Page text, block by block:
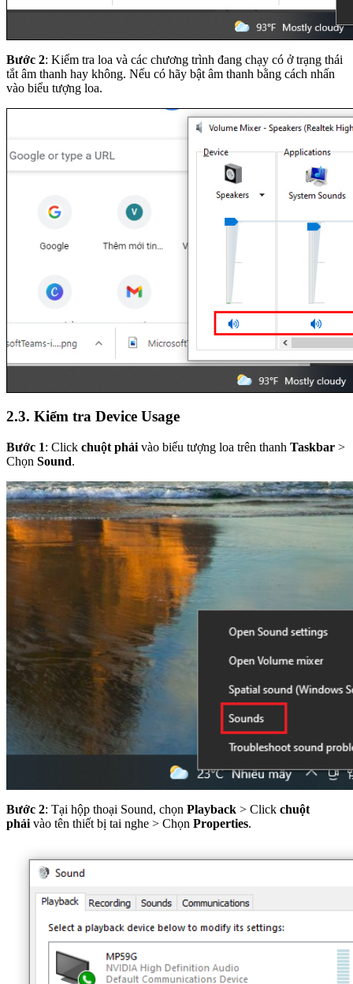
Bước 2: Kiểm tra loa và các chương trình đang chạy có ở trạng thái
tắt âm thanh hay không. Nếu có hãy bật âm thanh bằng cách nhấn
vào biểu tượng loa.
2.3. Kiểm tra Device Usage
Bước 1: Click chuột phải vào biểu tượng loa trên thanh Taskbar >
Chọn Sound.
Bước 2: Tại hộp thoại Sound, chọn Playback > Click chuột
phải vào tên thiết bị tai nghe > Chọn Properties.